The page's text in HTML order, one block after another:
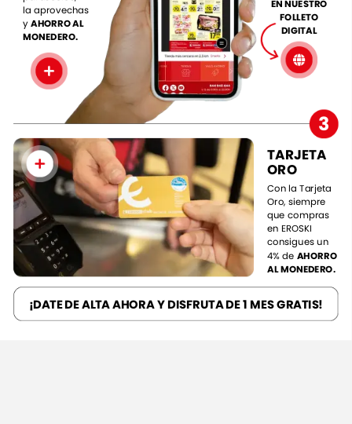
ENNUESTRO
FOLLETO
DIGITAL
la aprovechas
yAHORROAL
MONEDERO.
TARJETA
ORO
Conla Tarjeta
Oro, siempre
que compras
en EROSKI
consiguesun
4% de AHORRO
ALMONEDERO.
3
¡DATEDEALTAAHORAYDISFRUTADE1 MESGRATIS!